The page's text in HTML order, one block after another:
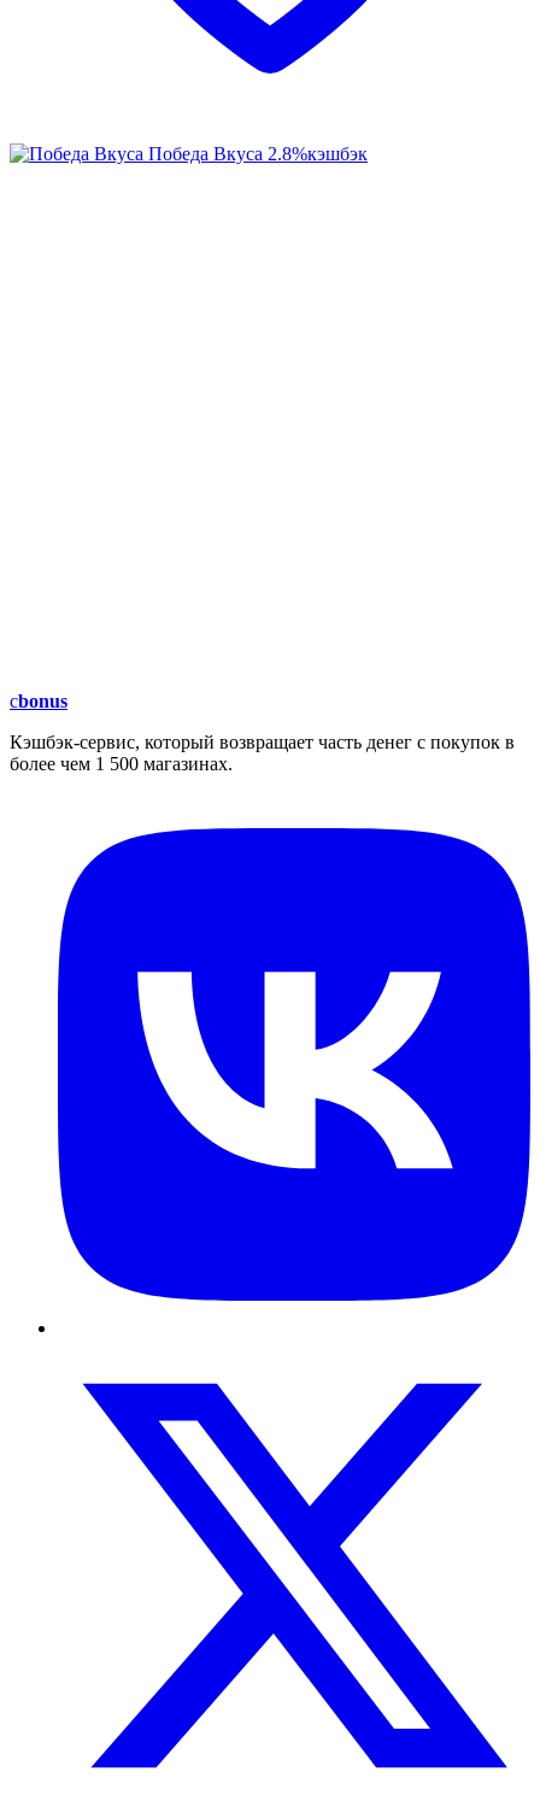
Победа Вкуса 2.8%кэшбэк
cbonus
Кэшбэк-сервис, который возвращает часть денег с покупок в
более чем 1 500 магазинах.